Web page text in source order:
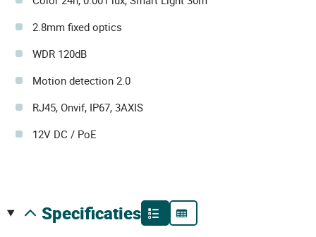
2.8mm fixed optics
WDR 120dB
Motion detection 2.0
RJ45, Onvif, IP67, 3AXIS
12V DC / PoE
specificaties